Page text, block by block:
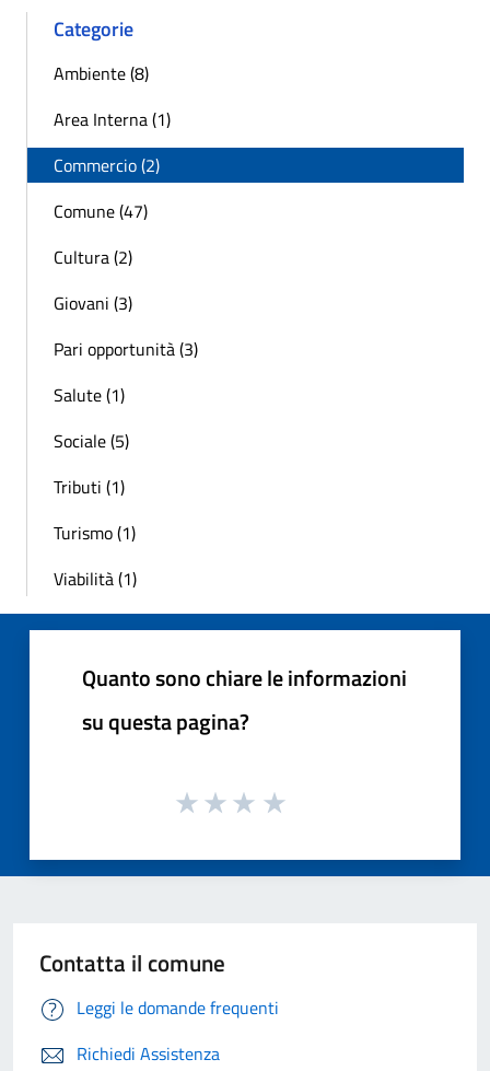
Categorie
Ambiente (8)
Area Interna (1)
Commercio (2)
Comune (47)
Cultura (2)
Giovani (3)
Pari opportunità (3)
Salute (1)
Sociale (5)
Tributi (1)
Turismo (1)
Viabilità (1)
Quanto sono chiare le informazioni
su questa pagina?
Contatta il comune
Leggi le domande frequenti
Richiedi Assistenza